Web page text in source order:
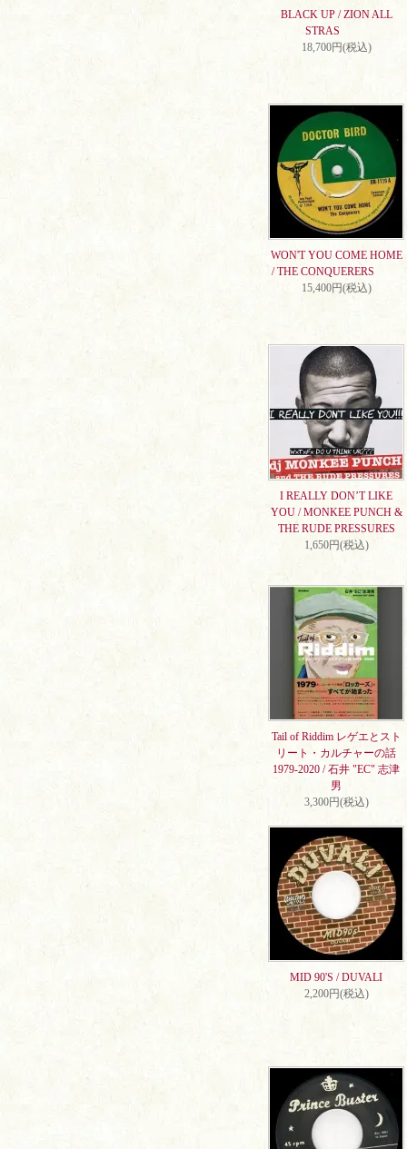
BLACK UP / ZION ALL
STRAS
18,700円(税込)
WON'T YOU COME HOME
/ THE CONQUERERS
15,400円(税込)
I REALLY DON’T LIKE
YOU / MONKEE PUNCH &
THE RUDE PRESSURES
1,650円(税込)
Tail of Riddim レゲエとスト
リート・カルチャーの話
1979-2020 / 石井 "EC" 志津
男
3,300円(税込)
MID 90'S / DUVALI
2,200円(税込)